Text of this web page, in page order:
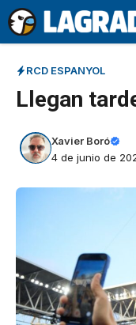
Saltar
al
contenido
RCD ESPANYOL
Llegan
Xavier Boró
4 de junio de